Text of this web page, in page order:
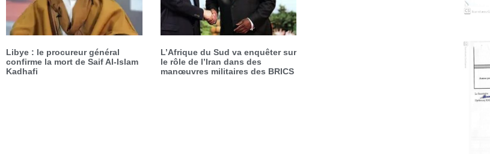
Libye : le procureur général
confirme la mort de Saif Al-Islam
Kadhafi
L’Afrique du Sud va enquêter sur
le rôle de l’Iran dans des
manœuvres militaires des BRICS